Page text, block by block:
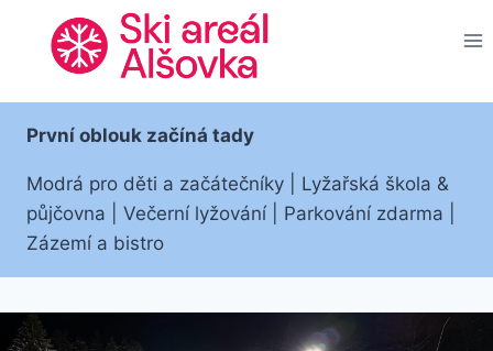
Přeskočit
První oblouk začíná tady
Modrá pro děti a začátečníky | Lyžařská škola &
půjčovna | Večerní lyžování | Parkování zdarma |
Zázemí a bistro